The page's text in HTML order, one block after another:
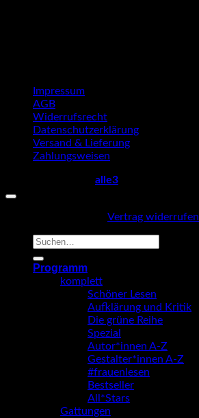
Impressum
AGB
Widerrufsrecht
Datenschutzerklärung
Versand & Lieferung
Zahlungsweisen
alle3
Vertrag widerrufen
Suche
Programm
komplett
Schöner Lesen
Aufklärung und Kritik
Die grüne Reihe
Spezial
Autor*innen A-Z
Gestalter*innen A-Z
#frauenlesen
Bestseller
All*Stars
Gattungen